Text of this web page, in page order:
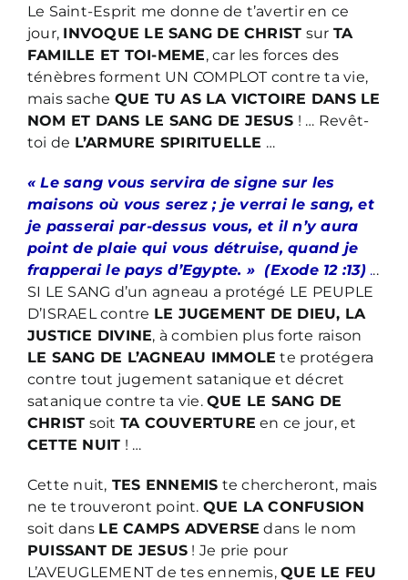
Le Saint-Esprit me donne de t’avertir en ce
jour, INVOQUE LE SANG DE CHRIST sur TA
FAMILLE ET TOI-MEME, car les forces des
ténèbres forment UN COMPLOT contre ta vie,
mais sache QUE TU AS LA VICTOIRE DANS LE
NOM ET DANS LE SANG DE JESUS ! … Revêt-
toi de L’ARMURE SPIRITUELLE …
« Le sang vous servira de signe sur les
maisons où vous serez ; je verrai le sang, et
je passerai par-dessus vous, et il n’y aura
point de plaie qui vous détruise, quand je
frapperai le pays d’Egypte. » (Exode 12 :13)...
SI LE SANG d’un agneau a protégé LE PEUPLE
D’ISRAEL contre LE JUGEMENT DE DIEU, LA
JUSTICE DIVINE, à combien plus forte raison
LE SANG DE L’AGNEAU IMMOLE te protégera
contre tout jugement satanique et décret
satanique contre ta vie. QUE LE SANG DE
CHRIST soit TA COUVERTURE en ce jour, et
CETTE NUIT ! …
Cette nuit, TES ENNEMIS te chercheront, mais
ne te trouveront point. QUE LA CONFUSION
soit dans LE CAMPS ADVERSE dans le nom
PUISSANT DE JESUS ! Je prie pour
L’AVEUGLEMENT de tes ennemis,QUE LE FEU